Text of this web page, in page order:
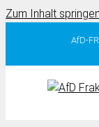
Zum Inhalt springen
AfD-